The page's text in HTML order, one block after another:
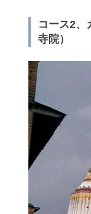
コース2、
寺院）